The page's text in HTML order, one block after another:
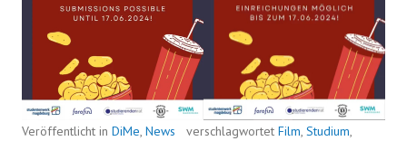
Veröffentlicht in DiMe, News verschlagwortet Film, Studium,